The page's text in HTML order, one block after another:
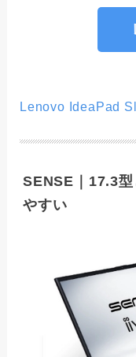
Lenovo IdeaPad
SENSE｜17.3
やすい